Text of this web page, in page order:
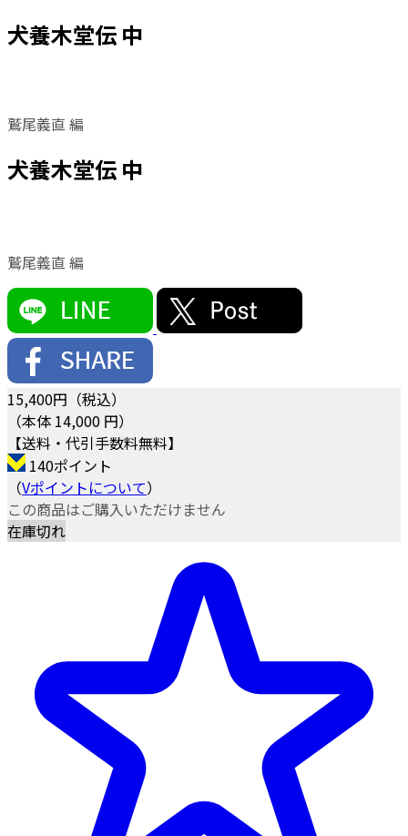
犬養木堂伝 中
鷲尾義直 編
犬養木堂伝 中
鷲尾義直 編
15,400円（税込）
（本体 14,000 円）
【送料・代引手数料無料】
140ポイント
（Vポイントについて）
この商品はご購入いただけません
在庫切れ